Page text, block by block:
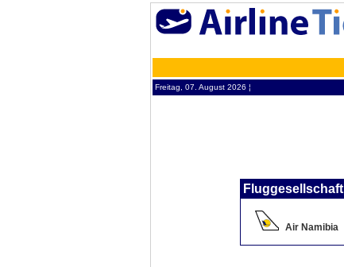
Freitag, 07. August 2026 ¦
Fluggesellschaft
Air Namibia